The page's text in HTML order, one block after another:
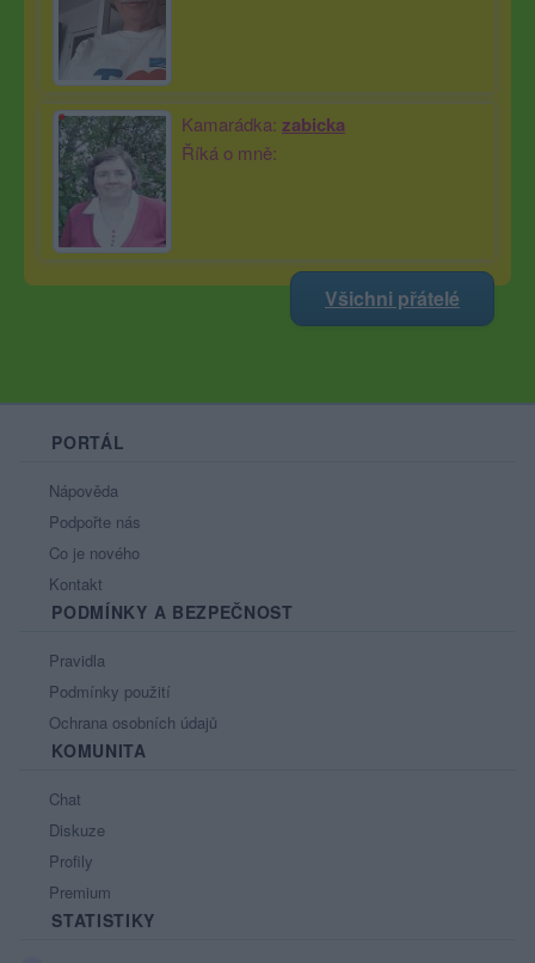
Kamarádka: zabicka
Říká o mně:
Všichni přátelé
PORTÁL
Nápověda
Podpořte nás
Co je nového
Kontakt
PODMÍNKY A BEZPEČNOST
Pravidla
Podmínky použití
Ochrana osobních údajů
KOMUNITA
Chat
Diskuze
Profily
Premium
STATISTIKY